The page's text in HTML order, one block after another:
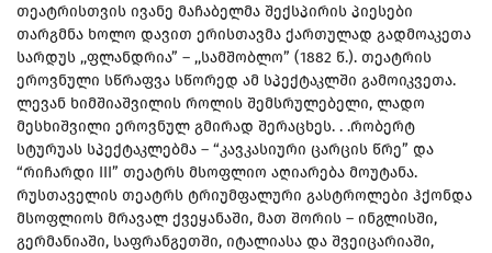
თეატრისთვის ივანე მაჩაბელმა შექსპირის პიესები
თარგმნა ხოლო დავით ერისთავმა ქართულად გადმოაკეთა
სარდუს ,,ფლანდრია” – ,,სამშობლო” (1882 წ.). თეატრის
ეროვნული სწრაფვა სწორედ ამ სპექტაკლში გამოიკვეთა.
ლევან ხიმშიაშვილის როლის შემსრულებელი, ლადო
მესხიშვილი ეროვნულ გმირად შერაცხეს. . .რობერტ
სტურუას სპექტაკლებმა – “კავკასიური ცარცის წრე” და
“რიჩარდი III” თეატრს მსოფლიო აღიარება მოუტანა.
რუსთაველის თეატრს ტრიუმფალური გასტროლები ჰქონდა
მსოფლიოს მრავალ ქვეყანაში, მათ შორის – ინგლისში,
გერმანიაში, საფრანგეთში, იტალიასა და შვეიცარიაში,